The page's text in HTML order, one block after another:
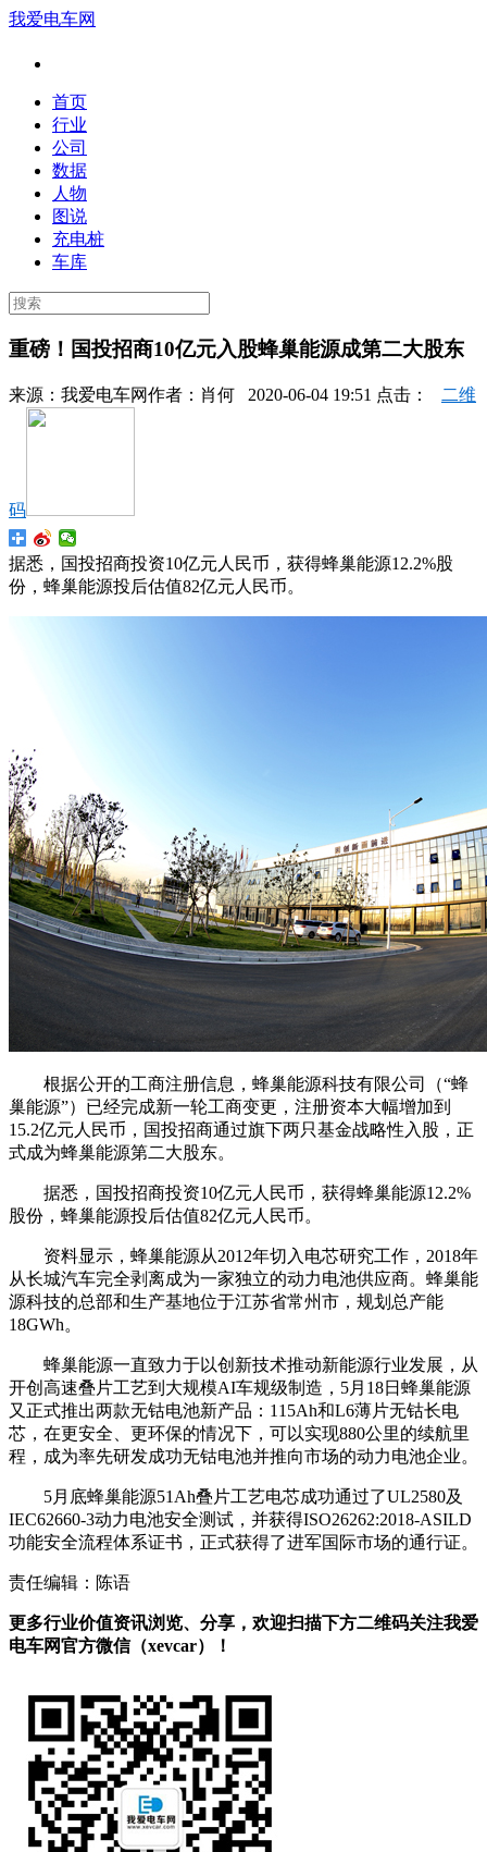
我爱电车网
首页
行业
公司
数据
人物
图说
充电桩
车库
重磅！国投招商10亿元入股蜂巢能源成第二大股东
来源： 我爱电车网作者： 肖何 2020-06-04 19:51 点击： 二维
码
据悉，国投招商投资10亿元人民币，获得蜂巢能源12.2%股
份，蜂巢能源投后估值82亿元人民币。
根据公开的工商注册信息，蜂巢能源科技有限公司（“蜂
巢能源”）已经完成新一轮工商变更，注册资本大幅增加到
15.2亿元人民币，国投招商通过旗下两只基金战略性入股，正
式成为蜂巢能源第二大股东。
据悉，国投招商投资10亿元人民币，获得蜂巢能源12.2%
股份，蜂巢能源投后估值82亿元人民币。
资料显示，蜂巢能源从2012年切入电芯研究工作，2018年
从长城汽车完全剥离成为一家独立的动力电池供应商。蜂巢能
源科技的总部和生产基地位于江苏省常州市，规划总产能
18GWh。
蜂巢能源一直致力于以创新技术推动新能源行业发展，从
开创高速叠片工艺到大规模AI车规级制造，5月18日蜂巢能源
又正式推出两款无钴电池新产品：115Ah和L6薄片无钴长电
芯，在更安全、更环保的情况下，可以实现880公里的续航里
程，成为率先研发成功无钴电池并推向市场的动力电池企业。
5月底蜂巢能源51Ah叠片工艺电芯成功通过了UL2580及
IEC62660-3动力电池安全测试，并获得ISO26262:2018-ASILD
功能安全流程体系证书，正式获得了进军国际市场的通行证。
责任编辑：陈语
更多行业价值资讯浏览、分享，欢迎扫描下方二维码关注我爱
电车网官方微信（xevcar）！